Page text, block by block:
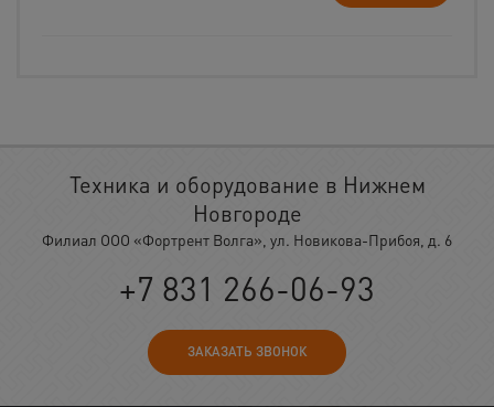
Техника и оборудование в Нижнем
Новгороде
Филиал ООО «Фортрент Волга», ул. Новикова-Прибоя, д. 6
+7 831 266-06-93
ЗАКАЗАТЬ ЗВОНОК